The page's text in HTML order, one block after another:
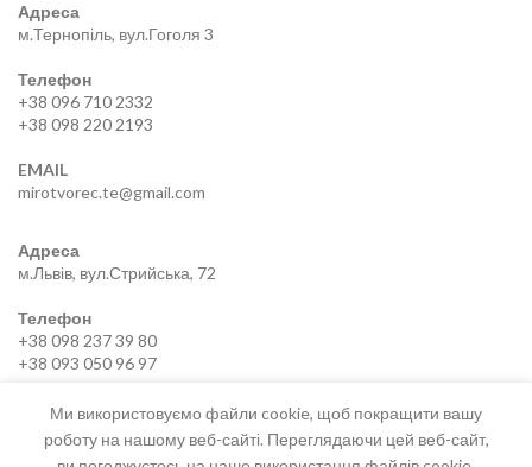
Адреса
м.Тернопіль, вул.Гоголя 3
Телефон
+38 096 710 2332
+38 098 220 2193
EMAIL
mirotvorec.te@gmail.com
Адреса
м.Львів, вул.Стрийська, 72
Телефон
+38 098 237 39 80
+38 093 050 96 97
EMAIL
mirotvorec.lviv@gmail.com
Ми використовуємо файли cookie, щоб покращити вашу
роботу на нашому веб-сайті. Переглядаючи цей веб-сайт,